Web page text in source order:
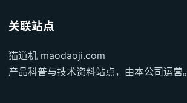
关联站点
猫道机 maodaoji.com
产品科普与技术资料站点，由本公司运营。